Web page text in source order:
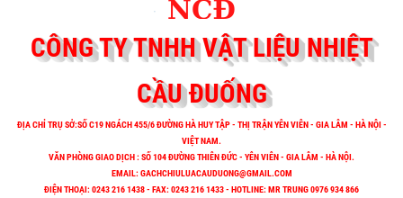
CÔNG TY TNHH VẬT LIỆU NHIỆT
CẦU ĐUỐNG
ĐỊA CHỈ TRỤ SỞ:SỐ C19 NGÁCH 455/6 ĐƯỜNG HÀ HUY TẬP - THỊ TRẬN YÊN VIÊN - GIA LÂM - HÀ NỘI -
VIỆT NAM.
VĂN PHÒNG GIAO DỊCH : SỐ 104 ĐƯỜNG THIÊN ĐỨC - YÊN VIÊN - GIA LÂM - HÀ NỘI.
EMAIL:GACHCHIULUACAUDUONG@GMAIL.COM
ĐIỆN THOẠI: 0243 216 1438 - FAX: 0243 216 1433 - HOTLINE: MR TRUNG 0976 934 866